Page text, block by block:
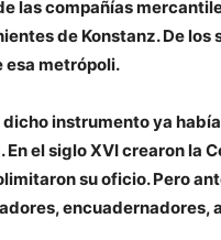
las compañías
de Konstanz. De los
esa metrópoli.
instrumento ya
el siglo XVI crearon la
su oficio. Pero
encuadernadores,